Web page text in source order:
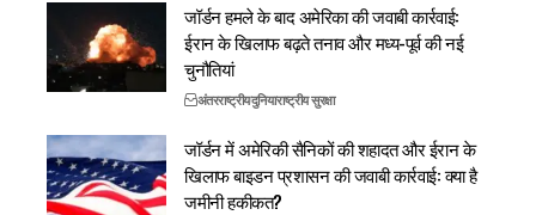
जॉर्डन हमले के बाद अमेरिका की जवाबी कार्रवाई:
ईरान के खिलाफ बढ़ते तनाव और मध्य-पूर्व की नई
चुनौतियां
अंतरराष्ट्रीयदुनियाराष्ट्रीय सुरक्षा
जॉर्डन में अमेरिकी सैनिकों की शहादत और ईरान के
खिलाफ बाइडन प्रशासन की जवाबी कार्रवाई: क्या है
जमीनी हकीकत?